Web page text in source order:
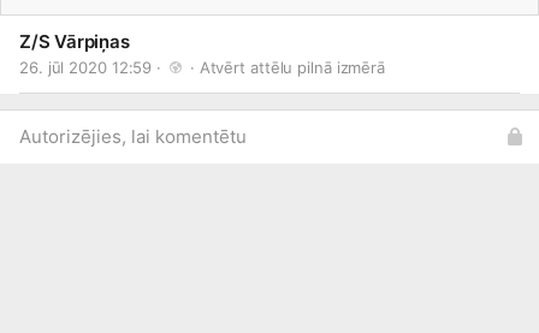
Z/S Vārpiņas
26. jūl 2020 12:59 · · Atvērt attēlu pilnā izmērā
Autorizējies, lai komentētu